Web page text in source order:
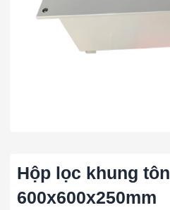
Hộp lọc khung tôn
600x600x250mm